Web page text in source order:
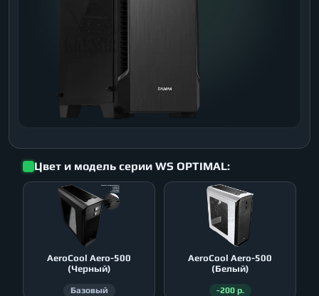
Цвет и модель серии WS OPTIMAL:
AeroСool Aero-500
(Черный)
Базовый
AeroСool Aero-500
(Белый)
-200 р.